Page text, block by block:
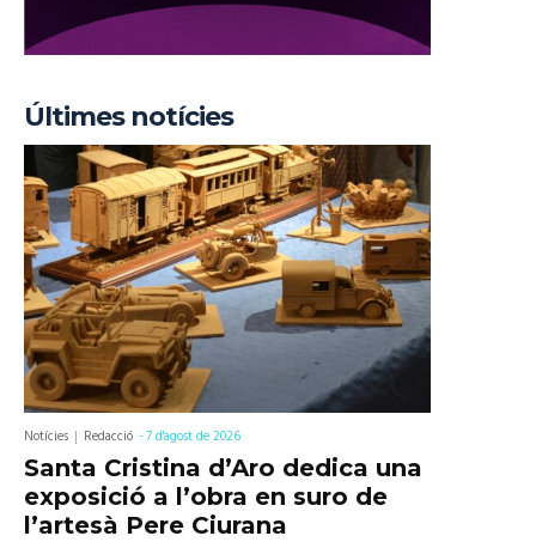
Últimes notícies
Notícies Redacció -7 d'agost de 2026
Santa Cristina d’Aro dedica una
exposició a l’obra en suro de
l’artesà Pere Ciurana